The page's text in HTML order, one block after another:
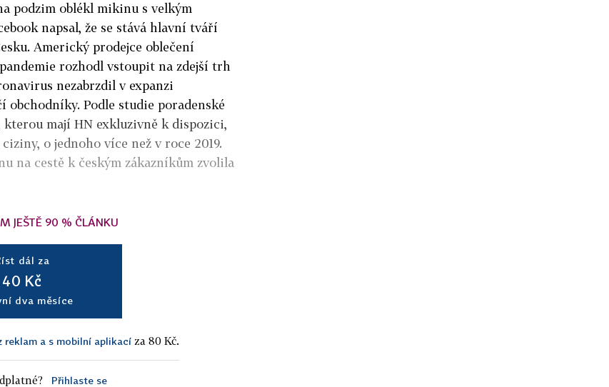
podzim oblékl mikinu s velkým
napsal, že se stává hlavní tváří
Americký prodejce oblečení
rozhodl vstoupit na zdejší trh
nezabrzdil v expanzi
Podle studie poradenské
mají HN exkluzivně k dispozici,
o jednoho více než v roce 2019.
na cestě k českým zákazníkům zvolila
JEŠTĚ 90 % ČLÁNKU
dál za
40 Kč
dva měsíce
reklam a s mobilní aplikací za 80 Kč.
Přihlaste se